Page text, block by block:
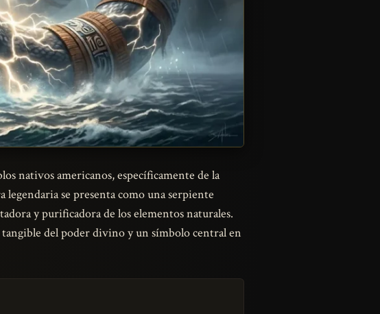
nativos americanos, específicamente de la
legendaria se presenta como una serpiente
y purificadora de los elementos naturales.
del poder divino y un símbolo central en